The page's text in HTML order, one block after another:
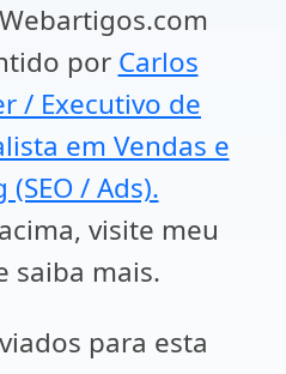
por Carlos
/ Executivo de
em Vendas e
/ Ads).
visite meu
saiba mais.
para esta